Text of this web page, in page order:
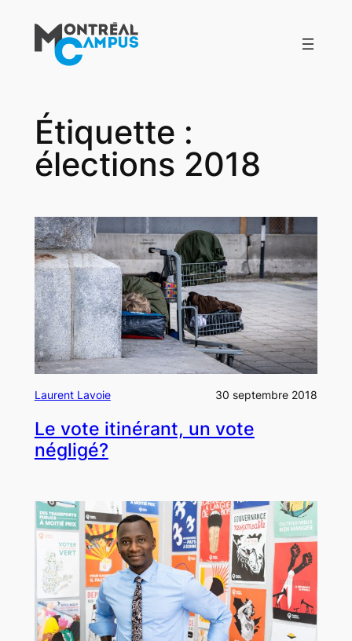
contenu
Étiquette :
élections 2018
Laurent Lavoie 30 septembre 2018
Le vote itinérant, un vote
négligé?